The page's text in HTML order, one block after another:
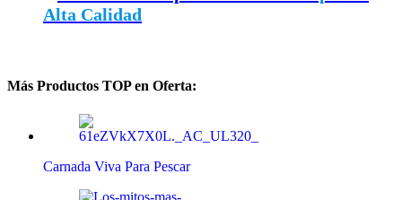
Alta Calidad
Más Productos TOP en Oferta:
Carnada Viva Para Pescar